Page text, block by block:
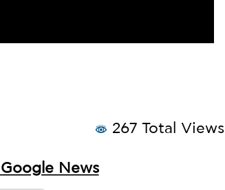
267 Total Views
News